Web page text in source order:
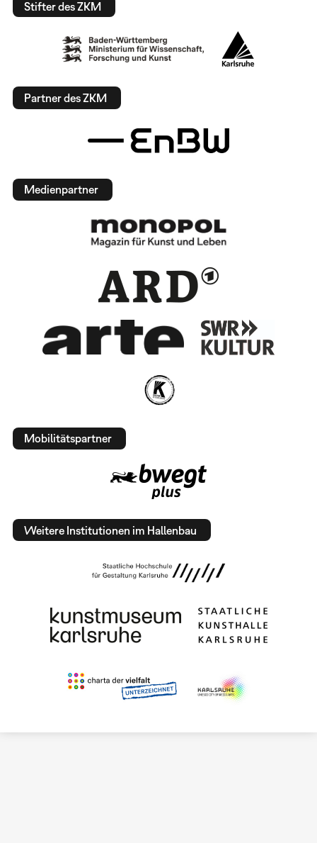
Stifter des ZKM
Partner des ZKM
Medienpartner
Mobilitätspartner
Weitere Institutionen im Hallenbau